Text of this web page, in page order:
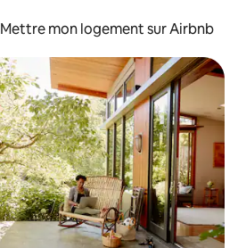
Mettre mon logement sur Airbnb